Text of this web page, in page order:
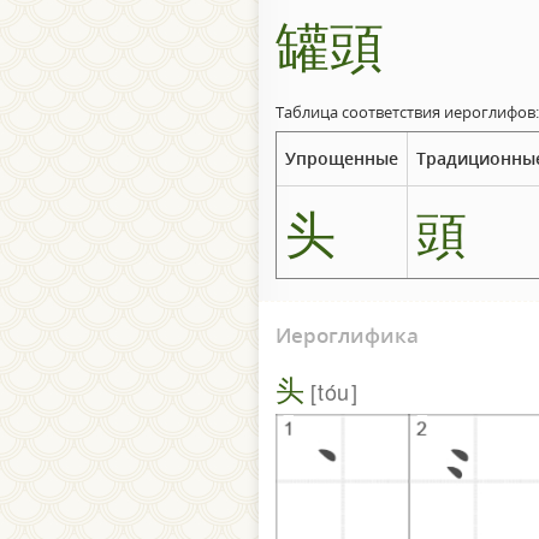
罐頭
Таблица соответствия иероглифов:
Упрощенные
头 頭
Иероглифика
头 tóu